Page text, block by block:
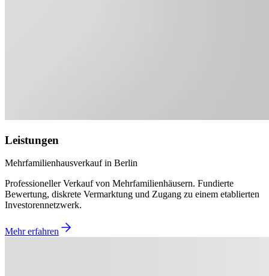
Leistungen
Mehrfamilienhausverkauf in Berlin
Professioneller Verkauf von Mehrfamilienhäusern. Fundierte
Bewertung, diskrete Vermarktung und Zugang zu einem etablierten
Investorennetzwerk.
Mehr erfahren